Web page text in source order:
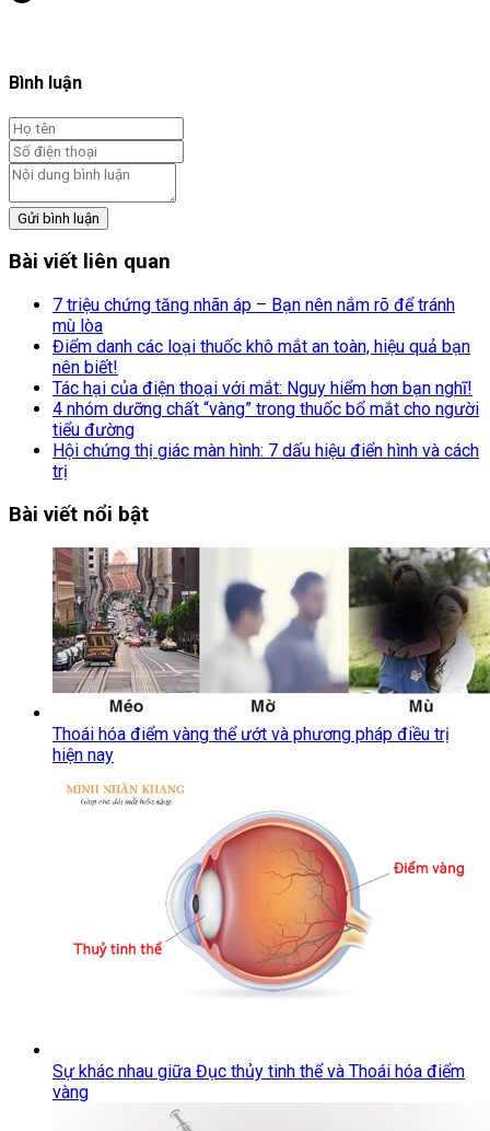
Bình luận
Gửi bình luận
Bài viết liên quan
7 triệu chứng tăng nhãn áp – Bạn nên nắm rõ để tránh
mù lòa
Điểm danh các loại thuốc khô mắt an toàn, hiệu quả bạn
nên biết!
Tác hại của điện thoại với mắt: Nguy hiểm hơn bạn nghĩ!
4 nhóm dưỡng chất “vàng” trong thuốc bổ mắt cho người
tiểu đường
Hội chứng thị giác màn hình: 7 dấu hiệu điển hình và cách
trị
Bài viết nổi bật
Thoái hóa điểm vàng thể ướt và phương pháp điều trị
hiện nay
Sự khác nhau giữa Đục thủy tinh thể và Thoái hóa điểm
vàng